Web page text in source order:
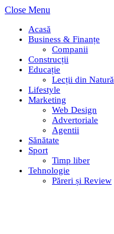
Close Menu
Acasă
Business & Finanțe
Companii
Construcții
Educație
Lecții din Natură
Lifestyle
Marketing
Web Design
Advertoriale
Agentii
Sănătate
Sport
Timp liber
Tehnologie
Păreri și Review